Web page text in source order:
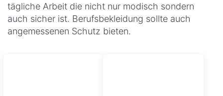
tägliche Arbeit die nicht nur modisch sondern
auch sicher ist. Berufsbekleidung sollte auch
angemessenen Schutz bieten.